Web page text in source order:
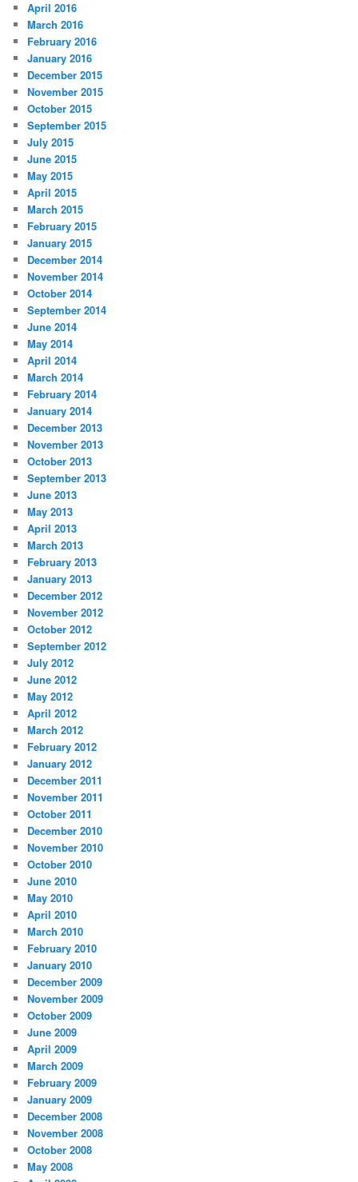
April 2016
March 2016
February 2016
January 2016
December 2015
November 2015
October 2015
September 2015
July 2015
June 2015
May 2015
April 2015
March 2015
February 2015
January 2015
December 2014
November 2014
October 2014
September 2014
June 2014
May 2014
April 2014
March 2014
February 2014
January 2014
December 2013
November 2013
October 2013
September 2013
June 2013
May 2013
April 2013
March 2013
February 2013
January 2013
December 2012
November 2012
October 2012
September 2012
July 2012
June 2012
May 2012
April 2012
March 2012
February 2012
January 2012
December 2011
November 2011
October 2011
December 2010
November 2010
October 2010
June 2010
May 2010
April 2010
March 2010
February 2010
January 2010
December 2009
November 2009
October 2009
June 2009
April 2009
March 2009
February 2009
January 2009
December 2008
November 2008
October 2008
May 2008